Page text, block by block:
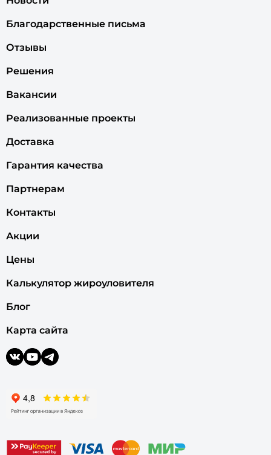
Благодарственные письма
Отзывы
Решения
Вакансии
Реализованные проекты
Доставка
Гарантия качества
Партнерам
Контакты
Акции
Цены
Калькулятор жироуловителя
Блог
Карта сайта